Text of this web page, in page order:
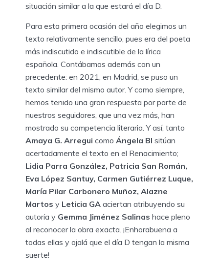
situación similar a la que estará el día D.
Para esta primera ocasión del año elegimos un
texto relativamente sencillo, pues era del poeta
más indiscutido e indiscutible de la lírica
española. Contábamos además con un
precedente: en 2021, en Madrid, se puso un
texto similar del mismo autor. Y como siempre,
hemos tenido una gran respuesta por parte de
nuestros seguidores, que una vez más, han
mostrado su competencia literaria. Y así, tanto
Amaya G. Arregui como Ángela BI sitúan
acertadamente el texto en el Renacimiento;
Lidia Parra González, Patricia San Román,
Eva López Santuy, Carmen Gutiérrez Luque,
María Pilar Carbonero Muñoz, Alazne
Martos y Leticia GA aciertan atribuyendo su
autoría y Gemma Jiménez Salinas hace pleno
al reconocer la obra exacta. ¡Enhorabuena a
todas ellas y ojalá que el día D tengan la misma
suerte!